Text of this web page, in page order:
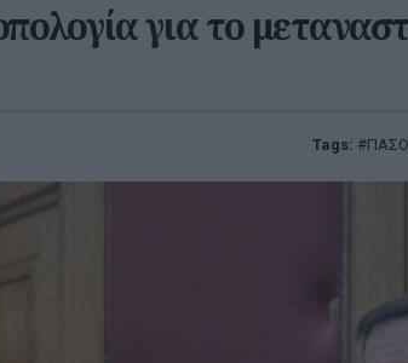
για το
Tags: